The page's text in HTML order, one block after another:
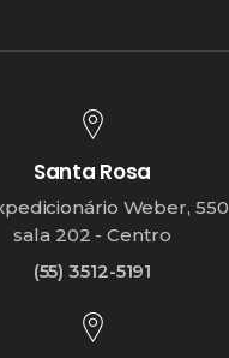
Santa Rosa
Weber, 550
sala 202 - Centro
(55) 3512-5191